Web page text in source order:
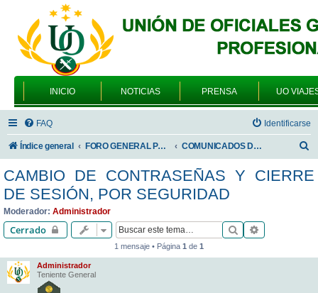
INICIO NOTICIAS PRENSA UO
FAQ Identificarse
Índice general FORO GENERAL PARA TODOS LOS USUARIOS COMUNICADOS DE LA UNIÓN DE OFICIALES
s
CAMBIO DE CONTRASEÑAS Y CIERRE
DE SESIÓN, POR SEGURIDAD
Moderador: Administrador
Cerrado Buscar
1 mensaje • Página 1 de 1
Administrador
Teniente General